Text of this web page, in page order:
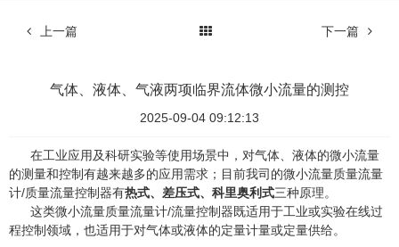
上一篇 下一篇
气体、液体、气液两项临界流体微小流量的测控
2025-09-04 09:12:13
在工业应用及科研实验等使用场景中，对气体、液体的微小流量
的测量和控制有越来越多的应用需求；目前我司的微小流量质量流量
计/质量流量控制器有热式、差压式、科里奥利式三种原理。
这类微小流量质量流量计/流量控制器既适用于工业或实验在线过
程控制领域，也适用于对气体或液体的定量计量或定量供给。